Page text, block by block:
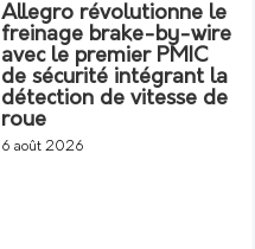
Allegro révolutionne le
freinage brake-by-wire
avec le premier PMIC
de sécurité intégrant la
détection de vitesse de
roue
6 août 2026